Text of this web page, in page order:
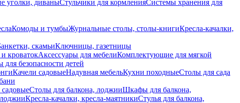
уголки, диваныСтульчики для кормленияСистемы хранения для
Комоды и тумбыЖурнальные столы, столы-книгиКресла-качалки,
скамьиКлючницы, газетницы
кроватокАксессуары для мебелиКомплектующие для мягкой
для безопасности детей
Качели садовыеНадувная мебельКухни походныеСтолы для сада
садовыеСтолы для балкона, лоджииШкафы для балкона,
Кресла-качалки, кресла-маятникиСтулья для балкона,